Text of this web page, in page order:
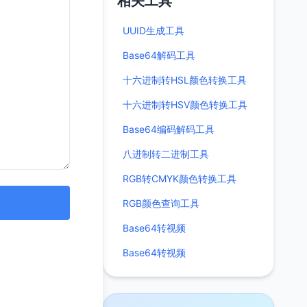
UUID生成工具
Base64解码工具
十六进制转HSL颜色转换工具
十六进制转HSV颜色转换工具
Base64编码解码工具
八进制转二进制工具
RGB转CMYK颜色转换工具
RGB颜色查询工具
Base64转视频
Base64转视频